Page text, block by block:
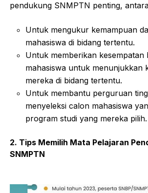
pendukung SNMPTN penting,
Untuk mengukur kemampuan
mahasiswa di bidang tertentu.
Untuk memberikan kesempatan
mahasiswa untuk menunjukkan
mereka di bidang tertentu.
Untuk membantu perguruan
menyeleksi calon mahasiswa
program studi yang mereka pilih.
2. Tips Memilih Mata Pelajaran
SNMPTN